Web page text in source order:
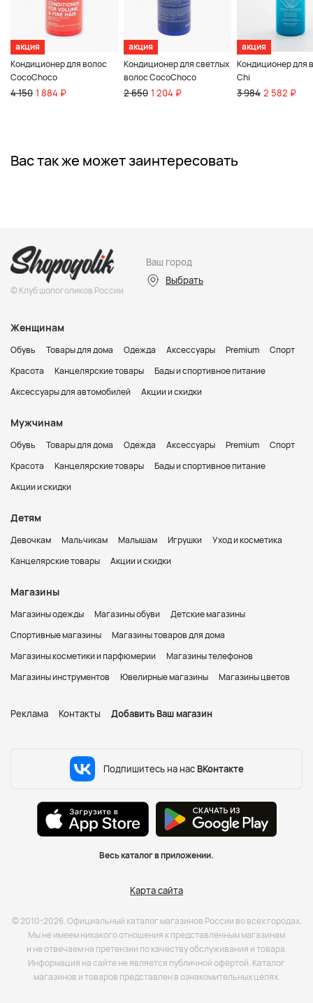
акция
Кондиционер для волос
CocoChoco
4 150 1 884 ₽
акция
Кондиционер для светлых
волос CocoChoco
2 650 1 204 ₽
акция
Кондиционер для
Chi
3 984 2 582 ₽
Вас так же может заинтересовать
© Клуб шопоголиков России
Ваш город
Выбрать
Женщинам
Обувь Товары для дома Одежда Аксессуары Premium
Спорт
Красота
Канцелярские товары
Бады и спортивное питание
Аксессуары для автомобилей
Акции и скидки
Мужчинам
Обувь Товары для дома Одежда Аксессуары Premium
Спорт
Красота
Канцелярские товары
Бады и спортивное питание
Акции и скидки
Детям
Девочкам Мальчикам Малышам Игрушки
Уход и косметика
Канцелярские товары
Акции и скидки
Магазины
Магазины одежды Магазины обуви
Детские магазины
Спортивные магазины
Магазины товаров для дома
Магазины косметики и парфюмерии
Магазины телефонов
Магазины инструментов
Ювелирные магазины Магазины цветов
Реклама Контакты Добавить Ваш магазин
Подпишитесь на нас ВКонтакте
Весь каталог в приложении.
Карта сайта
© 2010-2026. Официальный каталог магазинов России во всех городах.
Мы не имеем никакого отношения к представленным магазинам
и не отвечаем на претензии по качеству обслуживания и товара.
Информация на сайте не является публичной офёртой. Каталог
магазинов и товаров представлен в ознакомительных целях.